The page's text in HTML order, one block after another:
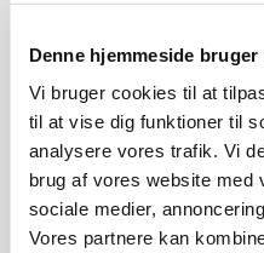
Denne hjemmeside bruger
Vi bruger cookies til at
til at vise dig funktioner til
analysere vores trafik. Vi
brug af vores website med
sociale medier,
Vores partnere kan